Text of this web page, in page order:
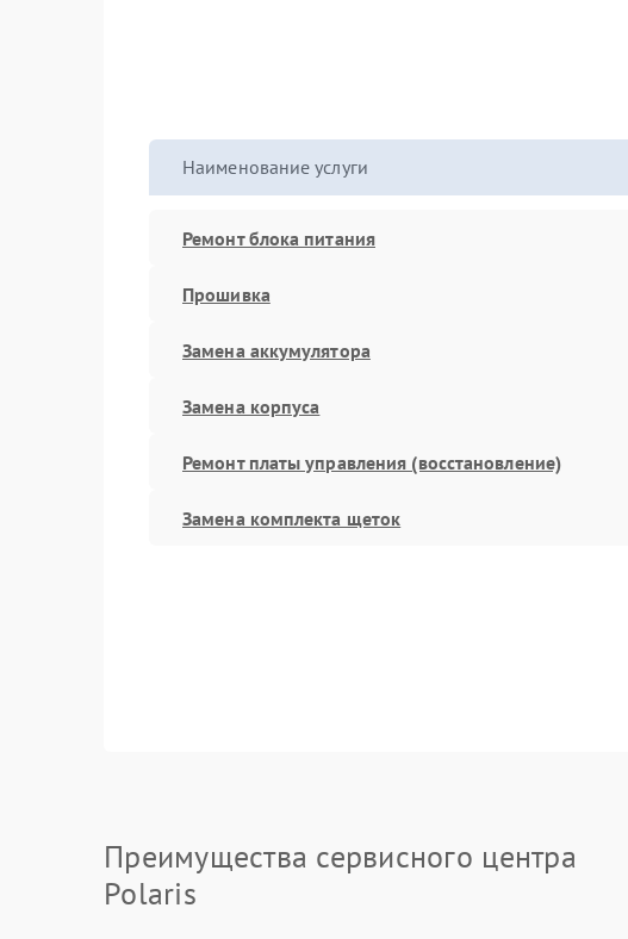
Наименование услуги
Ремонт блока питания
Прошивка
Замена аккумулятора
Замена корпуса
Ремонт платы управления (восстановление)
Замена комплекта щеток
Преимущества сервисного центра
Polaris